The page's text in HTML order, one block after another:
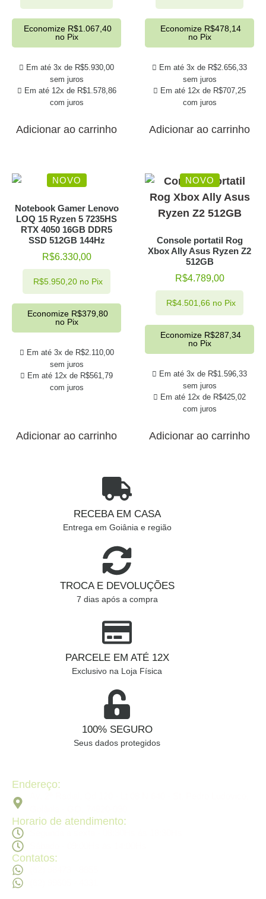
Em até 3x de R$5.930,00
sem juros
Em até 12x de R$1.578,86
com juros
Economize R$1.067,40
no Pix
Adicionar ao carrinho
Em até 3x de R$2.656,33
sem juros
Em até 12x de R$707,25
com juros
Economize R$478,14
no Pix
Adicionar ao carrinho
NOVO
Notebook Gamer Lenovo
LOQ 15 Ryzen 5 7235HS
RTX 4050 16GB DDR5
SSD 512GB 144Hz
R$6.330,00
Em até 3x de R$2.110,00
sem juros
Em até 12x de R$561,79
com juros
R$5.950,20 no Pix
Economize R$379,80
no Pix
Adicionar ao carrinho
NOVO
Console portatil Rog
Xbox Ally Asus Ryzen Z2
512GB
R$4.789,00
Em até 3x de R$1.596,33
sem juros
Em até 12x de R$425,02
com juros
R$4.501,66 no Pix
Economize R$287,34
no Pix
Adicionar ao carrinho
RECEBA EM CASA
Entrega em Goiânia e região
TROCA E DEVOLUÇÕES
7 dias após a compra
PARCELE EM ATÉ 12X
Exclusivo na Loja Física
100% SEGURO
Seus dados protegidos
Endereço:
Horario de atendimento:
Contatos: